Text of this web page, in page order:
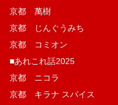
京都 萬樹
京都 じんぐうみち
京都 コミオン
■あれこれ話2025
京都 ニコラ
京都 キラナ スパイス